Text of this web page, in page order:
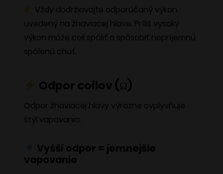
Vždy dodržiavajte odporúčaný výkon
uvedený na žhaviacej hlave. Príliš vysoký
výkon môže coil spáliť a spôsobiť nepríjemnú
spálenú chuť.
Odpor coilov (Ω)
Odpor žhaviacej hlavy výrazne ovplyvňuje
štýl vapovania.
Vyšší odpor = jemnejšie
vapovanie